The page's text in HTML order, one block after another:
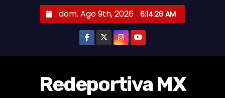
dom. Ago 9th, 2026 6:14:26 AM
Redeportiva MX